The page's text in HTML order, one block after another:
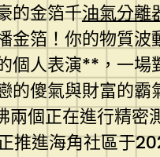
的金箔千油氣分離
金箔！你的物質
個人表演**，一場
的傻氣與財富的霸
兩個正在進行精密
推進海角社區于